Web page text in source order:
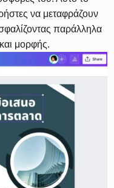
να μεταφράζουν
παράλληλα
μορφής.